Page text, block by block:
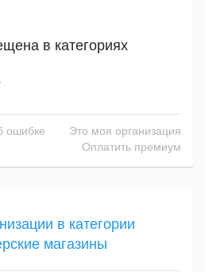
в категориях
ошибке
Это моя организация
Оплатить премиум
в категории
магазины